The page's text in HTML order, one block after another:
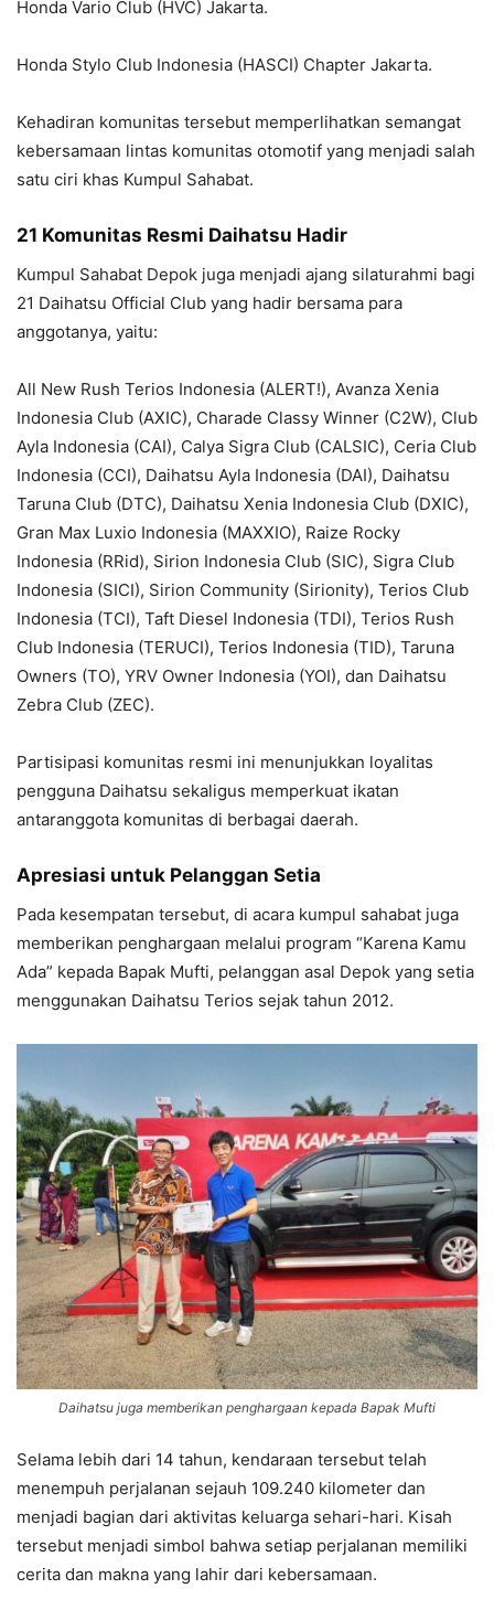
Honda Vario Club (HVC) Jakarta.
Honda Stylo Club Indonesia (HASCI) Chapter Jakarta.
Kehadiran komunitas tersebut memperlihatkan semangat
kebersamaan lintas komunitas otomotif yang menjadi salah
satu ciri khas Kumpul Sahabat.
21 Komunitas Resmi Daihatsu Hadir
Kumpul Sahabat Depok juga menjadi ajang silaturahmi bagi
21 Daihatsu Official Club yang hadir bersama para
anggotanya, yaitu:
All New Rush Terios Indonesia (ALERT!), Avanza Xenia
Indonesia Club (AXIC), Charade Classy Winner (C2W), Club
Ayla Indonesia (CAI), Calya Sigra Club (CALSIC), Ceria Club
Indonesia (CCI), Daihatsu Ayla Indonesia (DAI), Daihatsu
Taruna Club (DTC), Daihatsu Xenia Indonesia Club (DXIC),
Gran Max Luxio Indonesia (MAXXIO), Raize Rocky
Indonesia (RRid), Sirion Indonesia Club (SIC), Sigra Club
Indonesia (SICI), Sirion Community (Sirionity), Terios Club
Indonesia (TCI), Taft Diesel Indonesia (TDI), Terios Rush
Club Indonesia (TERUCI), Terios Indonesia (TID), Taruna
Owners (TO), YRV Owner Indonesia (YOI), dan Daihatsu
Zebra Club (ZEC).
Partisipasi komunitas resmi ini menunjukkan loyalitas
pengguna Daihatsu sekaligus memperkuat ikatan
antaranggota komunitas di berbagai daerah.
Apresiasi untuk Pelanggan Setia
Pada kesempatan tersebut, di acara kumpul sahabat juga
memberikan penghargaan melalui program “Karena Kamu
Ada” kepada Bapak Mufti, pelanggan asal Depok yang setia
menggunakan Daihatsu Terios sejak tahun 2012.
Daihatsu juga memberikan penghargaan kepada Bapak Mufti
Selama lebih dari 14 tahun, kendaraan tersebut telah
menempuh perjalanan sejauh 109.240 kilometer dan
menjadi bagian dari aktivitas keluarga sehari-hari. Kisah
tersebut menjadi simbol bahwa setiap perjalanan memiliki
cerita dan makna yang lahir dari kebersamaan.